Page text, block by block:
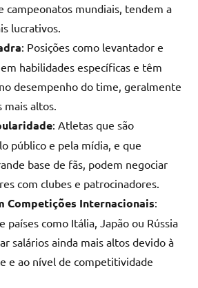
campeonatos mundiais, tendem a
lucrativos.
: Posições como levantador e
habilidades específicas e têm
desempenho do time, geralmente
altos.
: Atletas que são
público e pela mídia, e que
base de fãs, podem negociar
com clubes e patrocinadores.
Competições Internacionais:
países como Itália, Japão ou Rússia
salários ainda mais altos devido à
e ao nível de competitividade